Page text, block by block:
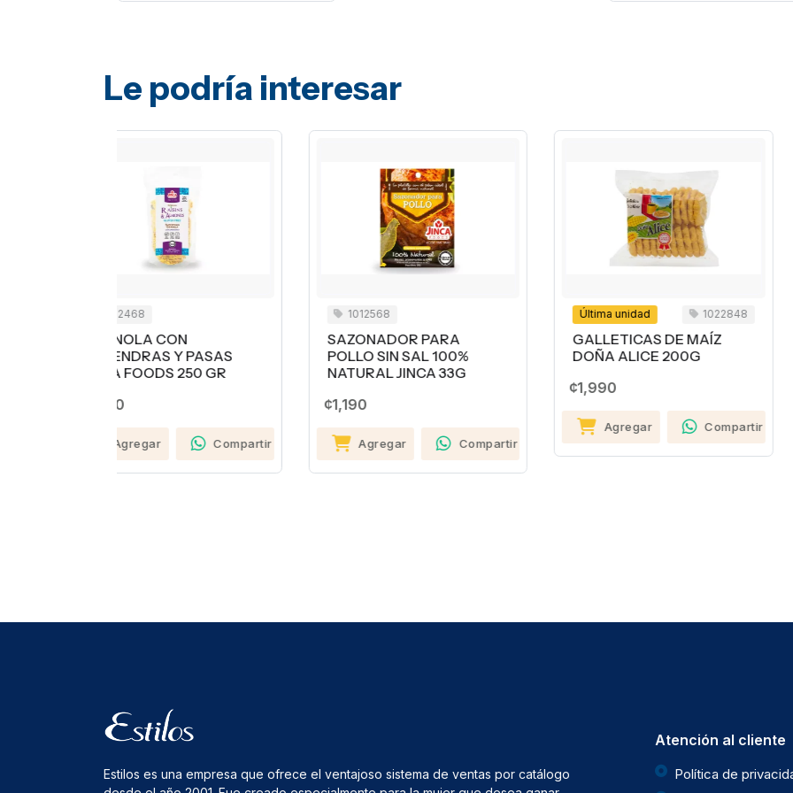
Le podría interesar
SAZONADOR PARA
POLLO SIN SAL 100%
NATURAL JINCA 33G
Agregar Compartir
GALLETICAS DE MAÍZ
DOÑA ALICE 200G
Agregar Compartir
1013876
TOREADITOS BBQ PRO
90G
Agregar
Estilos es una empresa que ofrece el ventajoso sistema de ventas por catálogo
Atención al cliente
Política de